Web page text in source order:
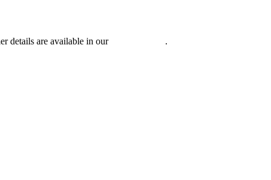
details are available in our .